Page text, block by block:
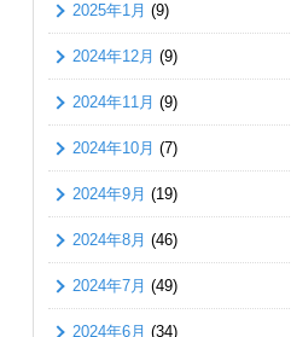
2025年1月 (9)
2024年12月 (9)
2024年11月 (9)
2024年10月 (7)
2024年9月 (19)
2024年8月 (46)
2024年7月 (49)
2024年6月 (34)